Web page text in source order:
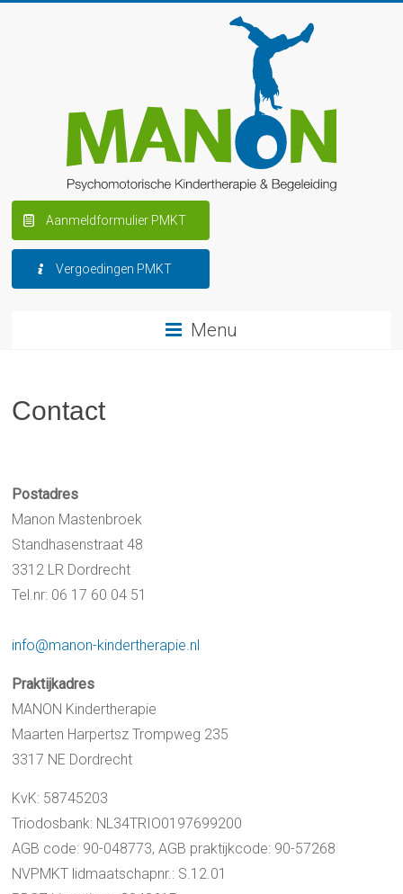
Aanmeldformulier PMKT
Vergoedingen PMKT
Menu
Contact
Postadres
Manon Mastenbroek
Standhasenstraat 48
3312 LR Dordrecht
Tel.nr: 06 17 60 04 51
info@manon-kindertherapie.nl
Praktijkadres
MANON Kindertherapie
Maarten Harpertsz Trompweg 235
3317 NE Dordrecht
KvK: 58745203
Triodosbank: NL34TRIO0197699200
AGB code: 90-048773, AGB praktijkcode: 90-57268
NVPMKT lidmaatschapnr.: S.12.01